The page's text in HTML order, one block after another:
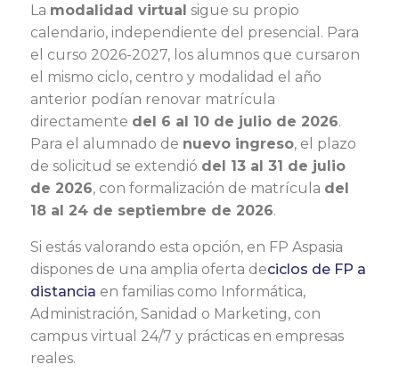
La modalidad virtual sigue su propio
calendario, independiente del presencial. Para
el curso 2026-2027, los alumnos que cursaron
el mismo ciclo, centro y modalidad el año
anterior podían renovar matrícula
directamente del 6 al 10 de julio de 2026.
Para el alumnado de nuevo ingreso, el plazo
de solicitud se extendió del 13 al 31 de julio
de 2026, con formalización de matrícula del
18 al 24 de septiembre de 2026.
Si estás valorando esta opción, en FP Aspasia
dispones de una amplia oferta deciclos de FP a
distancia en familias como Informática,
Administración, Sanidad o Marketing, con
campus virtual 24/7 y prácticas en empresas
reales.